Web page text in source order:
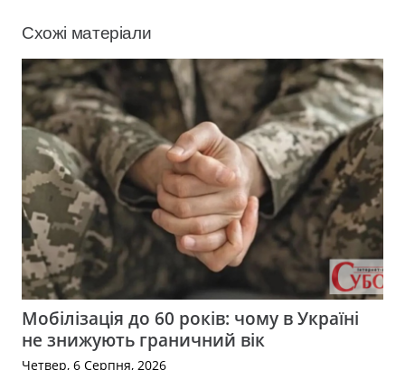
Схожі матеріали
Мобілізація до 60 років: чому в Україні
не знижують граничний вік
Четвер, 6 Серпня, 2026